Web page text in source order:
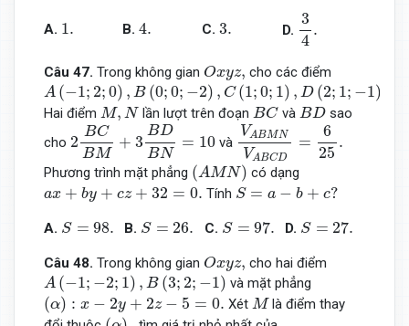
A. 1.
1. B. 4.
4. C. 3.
3. D.
3
4
.
34
Câu 47. Trong không gian Oxyz,
Ox cho các điểm
A (−1; 2;0) , B (0;0; −2) , C (1; 0; 1) , D (2; 1; −1)
A − ;2 0 ,B(0 ;0 ;−2),C 1;0 1),D( 2;1 ;− .
Hai điểm M, N
M,N lần lượt trên đoạn BC
BC và BD
BD sao
cho 2
BC
BM
+ 3
BD
BN
= 10
2BCBM+ 3 BDBN= 10
và
VABMN
VABCD
=
6
25
.
VAB M NVABCD=6
Phương trình mặt phẳng (AMN)
( AMN) có dạng
ax + by + cz + 32 = 0.
ax b y+c z +32 = 0. Tính S = a − b + c?
S= + c?
A. S = 98.
S= 98. B. S = 26.
S= 26. C. S = 97.
S= 97. D. S = 27.
S= 27.
Câu 48. Trong không gian Oxyz,
Ox cho hai điểm
A (−1; −2; 1) , B (3; 2; −1)
A − ;− 1) B( 2; −1) và mặt phẳng
(α) : x − 2y + 2z − 5 = 0.
( ): 2 2 −5 = 0. Xét M
Mlà điểm thay
(α),